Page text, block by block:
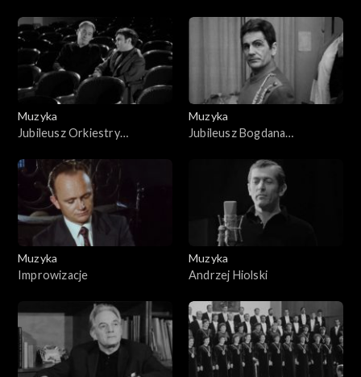
Muzyka
Jubileusz Orkiestry
Muzyka
Jubileusz Bogdana
Muzyka
Improwizacje
Muzyka
Andrzej Hiolski